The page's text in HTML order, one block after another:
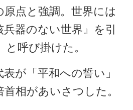
点と強調。世界には
兵器のない世界』を引
呼び掛けた。
が「平和への誓い」
相があいさつした。